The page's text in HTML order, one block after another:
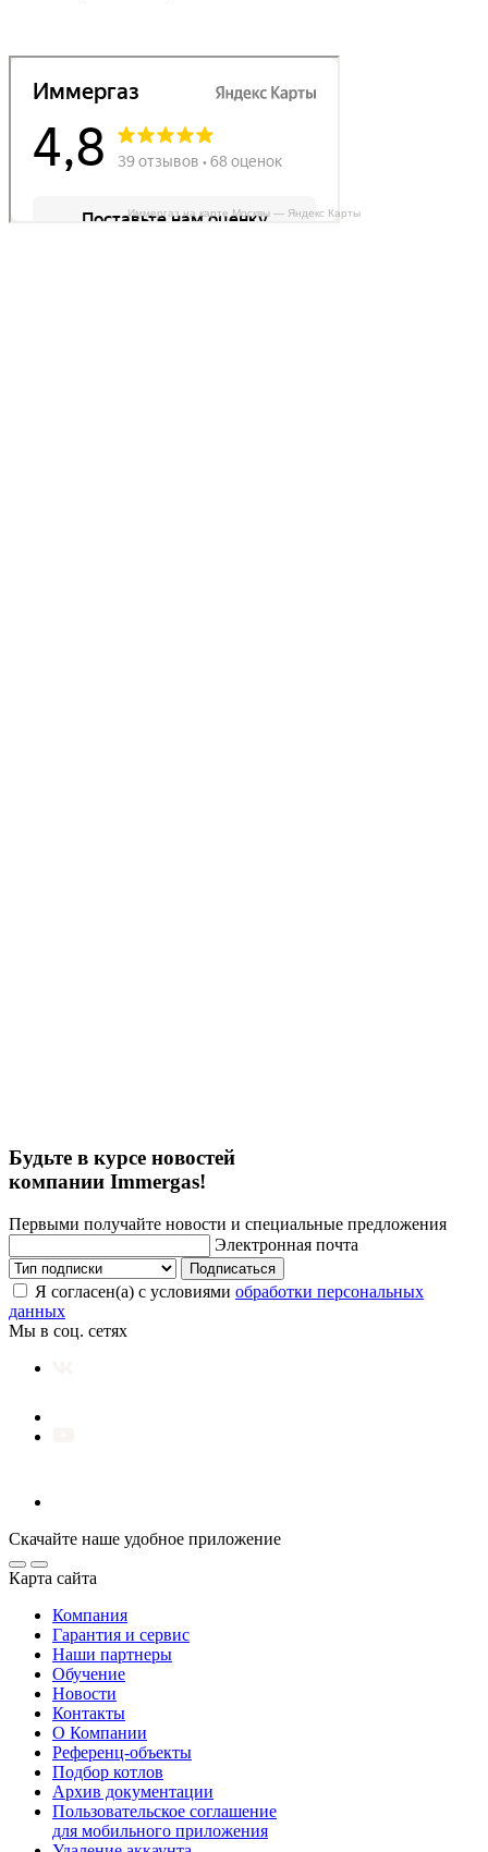
Иммергаз на карте Москвы — Яндекс Карты
Будьте в курсе новостей
компании Immergas!
Первыми получайте новости и специальные предложения
Электронная почта
Подписаться
Я согласен(а) с условиями обработки персональных
данных
Мы в соц. сетях
Скачайте наше удобное приложение
Карта сайта
Компания
Гарантия и сервис
Наши партнеры
Обучение
Новости
Контакты
О Компании
Референц-объекты
Подбор котлов
Архив документации
Пользовательское соглашение
для мобильного приложения